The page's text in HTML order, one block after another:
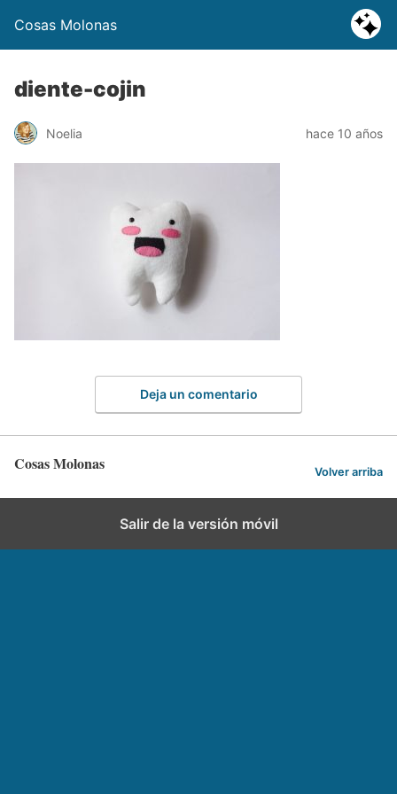
Cosas Molonas
diente-cojin
Noelia hace 10 años
Deja un comentario
Cosas Molonas Volver arriba
Salir de la versión móvil